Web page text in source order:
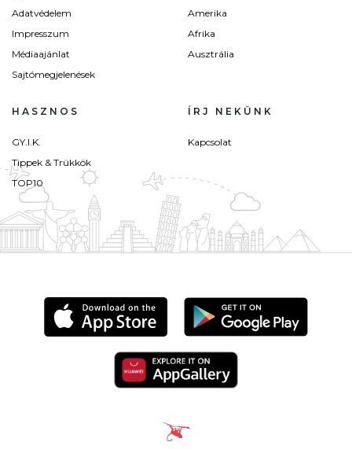
Adatvédelem
Impresszum
Médiaajánlat
Sajtómegjelenések
Amerika
Afrika
Ausztrália
HASZNOS
GY.I.K.
Tippek & Trükkök
TOP10
ÍRJ NEKÜNK
Kapcsolat